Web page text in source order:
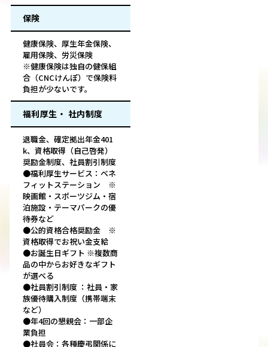
保険
健康保険、厚生年金保険、
雇用保険、労災保険
※健康保険は独自の健保組
合（CNCけんぽ）で保険料
負担が少ないです。
福利厚生・ 社内制度
退職金、確定拠出年金401
k、資格取得（自己啓発）
奨励金制度、社員割引制度
●福利厚生サービス：ベネ
フィットステーション ※
映画館・スポーツジム・宿
泊施設・テーマパークの優
待券など
●公的資格合格奨励金 ※
資格取得でお祝い金支給
●お誕生日ギフト ※複数商
品の中からお好きなギフト
が選べる
●社員割引制度 ：社員・家
族優待購入制度（携帯端末
など）
●年4回の懇親会：一部企
業負担
●社員会：各種慶弔関係に